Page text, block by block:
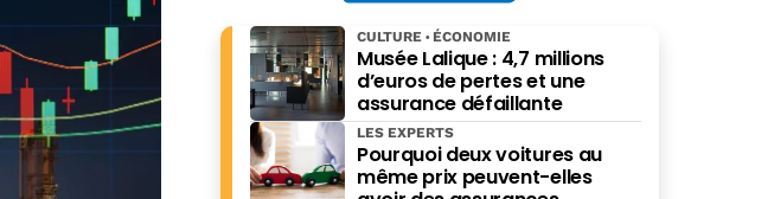
Musée Lalique : 4,7 millions
d’euros de pertes et une
assurance défaillante
CULTURE ÉCONOMIE
Pourquoi deux voitures au
même prix peuvent-elles
LES EXPERTS